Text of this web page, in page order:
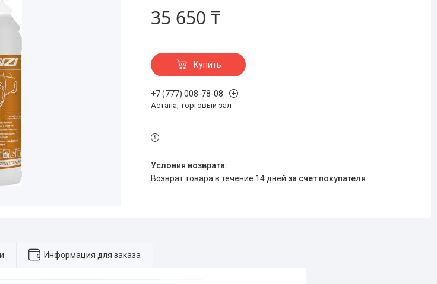
35 650 ₸
Купить
+7 (777) 008-78-08
Астана, торговый зал
возврат товара в течение 14 дней за счет покупателя
Информация для заказа